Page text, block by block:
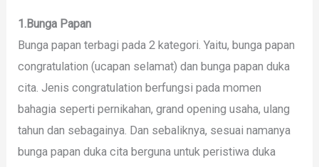
1.Bunga Papan
Bunga papan terbagi pada 2 kategori. Yaitu, bunga papan
congratulation (ucapan selamat) dan bunga papan duka
cita. Jenis congratulation berfungsi pada momen
bahagia seperti pernikahan, grand opening usaha, ulang
tahun dan sebagainya. Dan sebaliknya, sesuai namanya
bunga papan duka cita berguna untuk peristiwa duka